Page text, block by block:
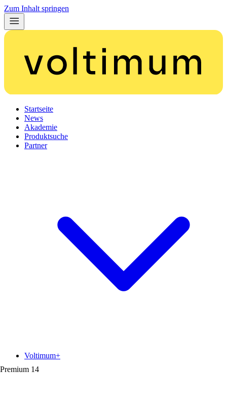
Zum Inhalt springen
Startseite
News
Akademie
Produktsuche
Partner
Premium 14
Voltimum+